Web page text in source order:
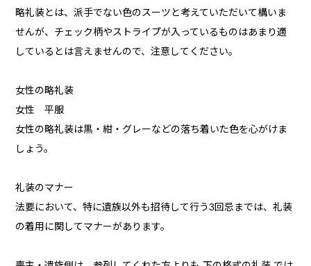
略礼装とは、派手でない色のスーツと考えていただいて構いま
せんが、チェック柄やストライプが入っているものはあまり適
しているとは言えませんので、注意してください。
女性の略礼装
女性 平服
女性の略礼装は黒・紺・グレーなどの落ち着いた色を心がけま
しょう。
礼装のマナー
法要において、特に遺族以外も招待して行う3回忌までは、礼装
の着用に関してマナーがあります。